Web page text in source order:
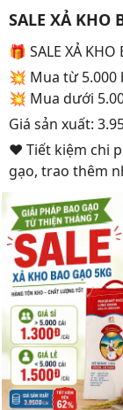
SALE XẢ KHO
🎁 SALE XẢ KHO
💥 Mua từ 5.000
💥 Mua dưới
Giá sản xuất:
❤️ Tiết kiệm chi
gạo, trao thêm